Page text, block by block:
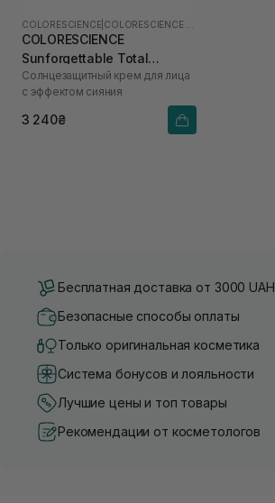
COLORESCIENCE
COLORESCIENCE
Sunforgettable Total
Protection Face Shield Glow
SPF 50 55 мл
Солнцезащитный крем для лица
с эффектом сияния
3 240₴
Бесплатная доставка от 3000 UAH
Безопасные способы оплаты
Только оригинальная косметика
Система бонусов и лояльности
Лучшие цены и топ товары
Рекомендации от косметологов